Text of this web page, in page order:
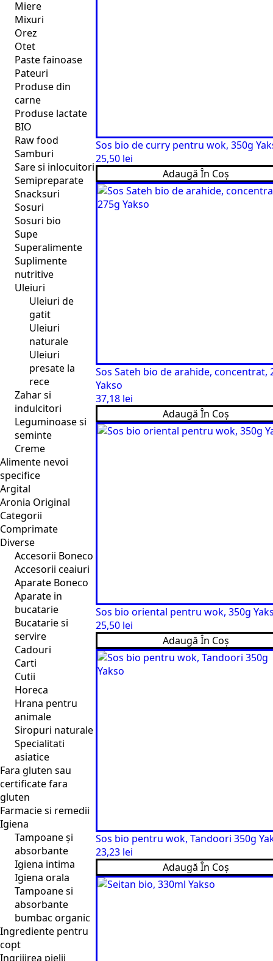
Miere
Mixuri
Orez
Otet
Paste fainoase
Pateuri
Produse din
carne
Produse lactate
BIO
Raw food
Samburi
Sare si inlocuitori
Semipreparate
Snacksuri
Sosuri
Sosuri bio
Supe
Superalimente
Suplimente
nutritive
Uleiuri
Uleiuri de
gatit
Uleiuri
naturale
Uleiuri
presate la
rece
Zahar si
indulcitori
Leguminoase si
seminte
Creme
Alimente nevoi
specifice
Argital
Aronia Original
Categorii
Comprimate
Diverse
Accesorii Boneco
Accesorii ceaiuri
Aparate Boneco
Aparate in
bucatarie
Bucatarie si
servire
Cadouri
Carti
Cutii
Horeca
Hrana pentru
animale
Siropuri naturale
Specialitati
asiatice
Fara gluten sau
certificate fara
gluten
Farmacie si remedii
Igiena
Tampoane și
absorbante
Igiena intima
Igiena orala
Tampoane si
absorbante
bumbac organic
Ingrediente pentru
copt
Ingrijirea pielii
Sos bio de curry pentru wok, 350g
25,50 lei
Adaugă În Coș
Sos Sateh bio de arahide, concentrat,
Yakso
37,18 lei
Adaugă În Coș
Sos bio oriental pentru wok, 350g
25,50 lei
Adaugă În Coș
Sos bio pentru wok, Tandoori 350g
23,23 lei
Adaugă În Coș